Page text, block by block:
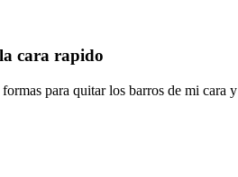
cara rapido
para quitar los barros de mi